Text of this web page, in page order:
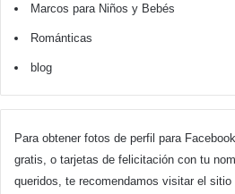
Marcos para Niños y Bebés
Románticas
blog
Para obtener fotos de perfil para
gratis, o tarjetas de felicitación con tu
queridos, te recomendamos visitar el sitio